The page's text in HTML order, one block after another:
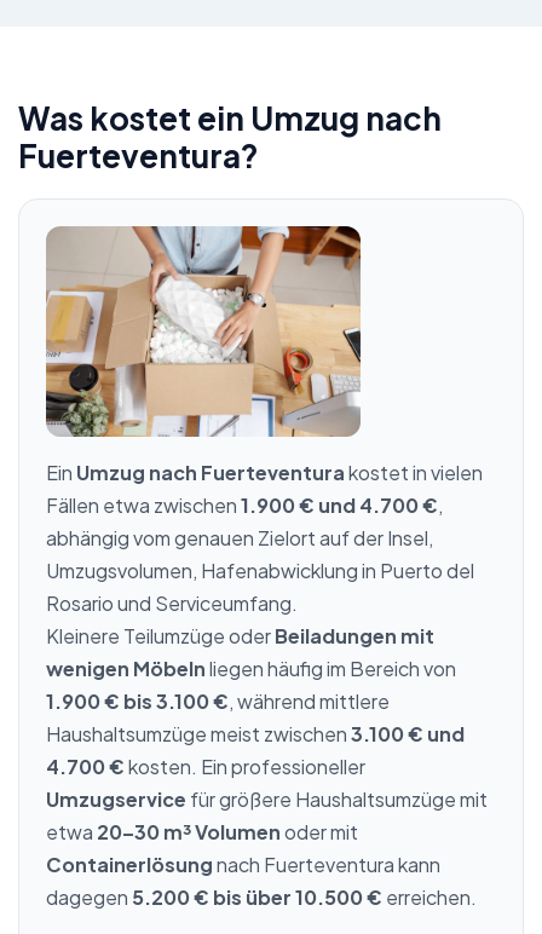
Was kostet ein Umzug nach
Fuerteventura?
Ein Umzug nach Fuerteventurakostet in vielen
Fällen etwa zwischen1.900 € und 4.700 €,
abhängig vom genauen Zielort auf der Insel,
Umzugsvolumen, Hafenabwicklung in Puerto del
Rosario und Serviceumfang.
Kleinere Teilumzüge oderBeiladungen mit
wenigen Möbelnliegen häufig im Bereich von
1.900 € bis 3.100 €, während mittlere
Haushaltsumzüge meist zwischen3.100 € und
4.700 €kosten. Ein professioneller
Umzugservice für größere Haushaltsumzüge mit
etwa 20–30 m³ Volumenoder mit
Containerlösungnach Fuerteventura kann
dagegen 5.200 € bis über 10.500 € erreichen.